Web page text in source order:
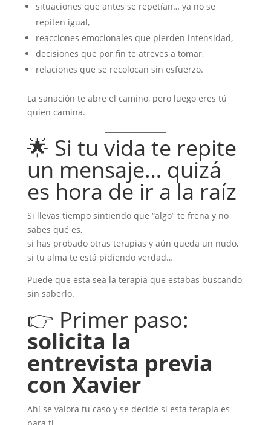
situaciones que antes se repetían… ya no se
repiten igual,
reacciones emocionales que pierden intensidad,
decisiones que por fin te atreves a tomar,
relaciones que se recolocan sin esfuerzo.
La sanación te abre el camino, pero luego eres tú
quien camina.
🌟 Si tu vida te repite
un mensaje… quizá
es hora de ir a la raíz
Si llevas tiempo sintiendo que “algo” te frena y no
sabes qué es,
si has probado otras terapias y aún queda un nudo,
si tu alma te está pidiendo verdad…
Puede que esta sea la terapia que estabas buscando
sin saberlo.
👉 Primer paso:
solicita la
entrevista previa
con Xavier
Ahí se valora tu caso y se decide si esta terapia es